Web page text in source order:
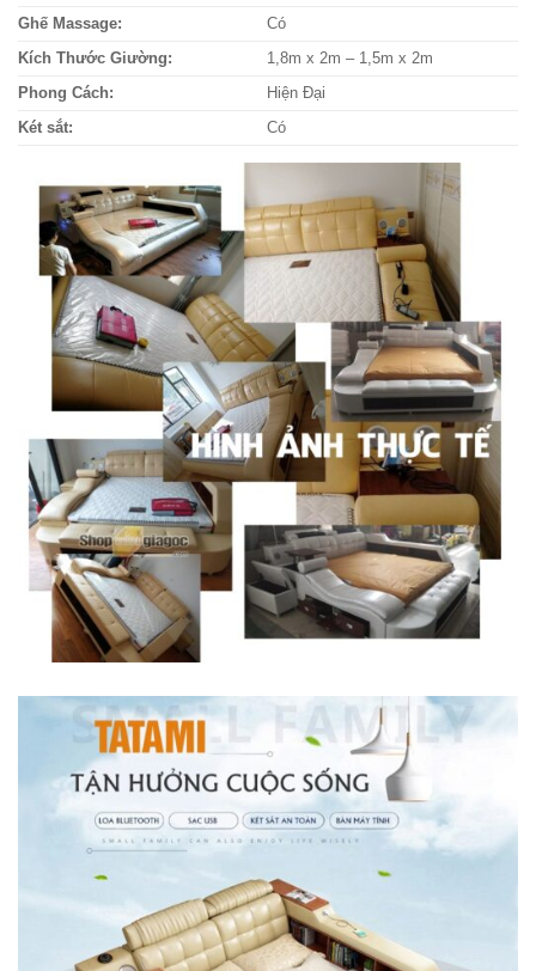
Ghế Massage: Có
Kích Thước Giường: 1,8m x 2m – 1,5m x 2m
Phong Cách: Hiện Đại
Két sắt: Có